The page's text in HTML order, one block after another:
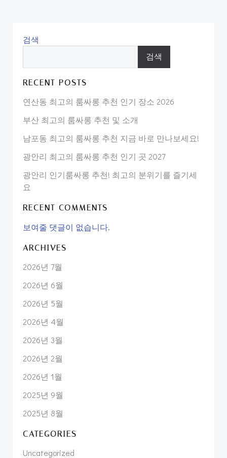
검색
검색
RECENT POSTS
연산동 최고의 룸싸롱 추천 인기 장소 2026
부산 최고의 룸싸롱 추천 및 소개
남포동 최고의 룸싸롱 추천 지금 바로 만나보세요!
광안리 최고의 룸싸롱 추천 인기 곳 2027
광안리 인기룸싸롱 추천! 최고의 분위기를 즐기세
요
RECENT COMMENTS
보여줄 댓글이 없습니다.
ARCHIVES
2026년 7월
2026년 6월
2026년 5월
2026년 4월
2026년 3월
2026년 2월
2026년 1월
2025년 9월
2025년 8월
CATEGORIES
Uncategorized